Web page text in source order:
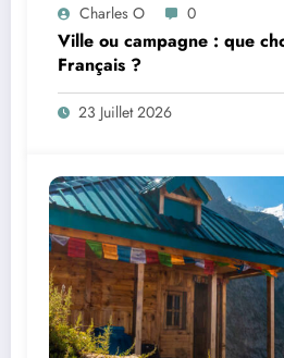
Charles O 0
Ville ou campagne : que
Français ?
23 Juillet 2026